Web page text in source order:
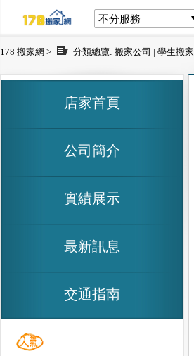
178 搬家網 > 分類總覽: 搬家公司 | 學生搬家
店家首頁
公司簡介
實績展示
最新訊息
交通指南